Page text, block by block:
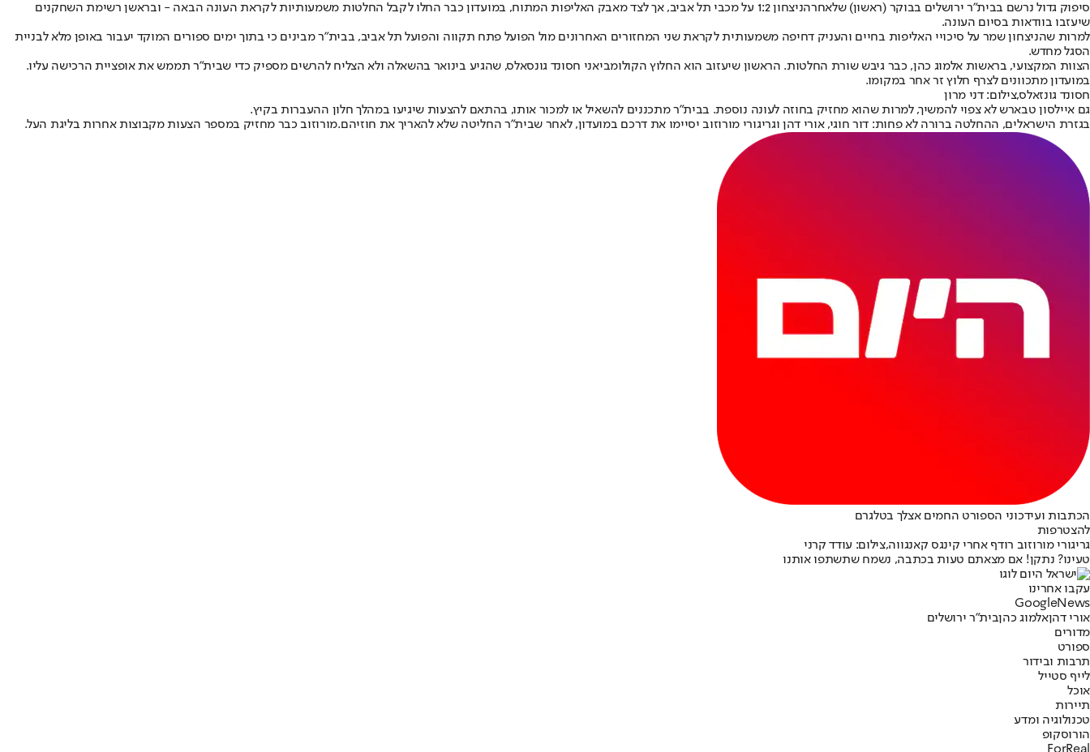
סיפוק גדול נרשם בבית"ר ירושלים בבוקר (ראשון) שלאחרהניצחון 1:2 על מכבי תל אביב
, אך לצד מאבק האליפות המתוח, במועדון כבר החלו לקבל החלטות משמעותיות לקראת העונה הבאה - ובראשן רשימת השחקנים
שיעזבו בוודאות בסיום העונה.
למרות שהניצחון שמר על סיכויי האליפות בחיים והעניק דחיפה משמעותית לקראת שני המחזורים האחרונים מול הפועל פתח תקווה והפועל תל אביב, בבית"ר מבינים כי בתוך ימים ספורים המוקד יעבור באופן מלא לבניית
הסגל מחדש.
הצוות המקצועי, בראשות אלמוג כהן, כבר גיבש שורת החלטות. הראשון שיעזוב הוא החלוץ הקולומביאני חסונד גונסאלס, שהגיע בינואר בהשאלה ולא הצליח להרשים מספיק כדי שבית"ר תממש את אופציית הרכישה עליו.
במועדון מתכוונים לצרף חלוץ זר אחר במקומו.
חסונד גונזאלס,צילום: דני מרון
גם איילסון טבארש לא צפוי להמשיך, למרות שהוא מחזיק בחוזה לעונה נוספת. בבית"ר מתכננים להשאיל או למכור אותו, בהתאם להצעות שיגיעו במהלך חלון ההעברות בקיץ.
בגזרת הישראלים, ההחלטה ברורה לא פחות: דור חוגי, אורי דהן וגריגורי מורוזוב יסיימו את דרכם במועדון, לאחר שבית"ר החליטה שלא להאריך את חוזיהם.מורוזוב כבר מחזיק במספר הצעות מקבוצות אחרות בליגת העל.
הכתבות ועידכוני הספורט החמים אצלך בטלגרם
להצטרפות
גריגורי מורוזוב רודף אחרי קינגס קאנגווה,צילום: עודד קרני
טעינו? נתקן! אם מצאתם טעות בכתבה, נשמח שתשתפו אותנו
עקבו אחרינו
Googl eNews
אורי דהןאלמוג כהןבית"ר ירושלים
מדורים
ספורט
תרבות ובידור
לייף סטייל
אוכל
תיירות
טכנולוגיה ומדע
הורוסקופ